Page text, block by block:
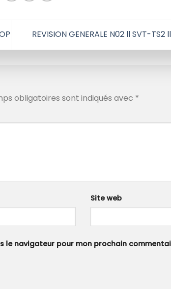
REVISION GENERALE N02 ll SVT-
obligatoires sont indiqués avec *
Site web
le navigateur pour mon prochain